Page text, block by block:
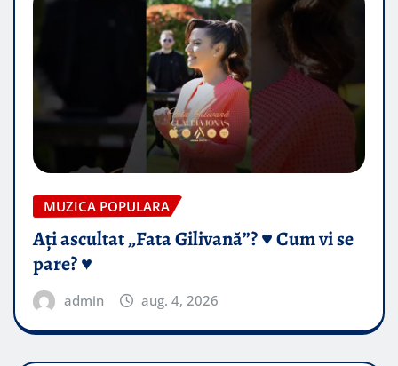
MUZICA POPULARA
Ați ascultat „Fata Gilivană”? ♥️ Cum vi se
pare? ♥️
admin aug. 4, 2026